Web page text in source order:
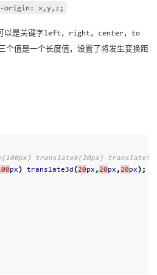
origin: x,y,z;
可以是关键字left，right，center，to
个值是一个长度值，设置了将发生变换距
translateX(20px)
px) translate3d(20px ,20px ,20px);